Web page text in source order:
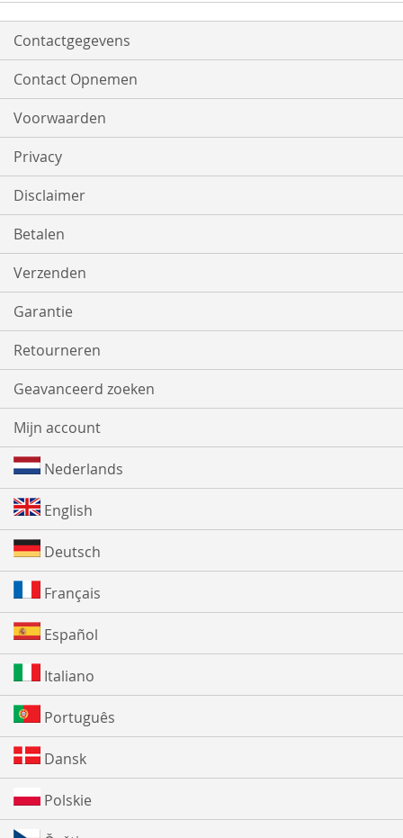
Contactgegevens
Contact Opnemen
Voorwaarden
Privacy
Disclaimer
Betalen
Verzenden
Garantie
Retourneren
Geavanceerd zoeken
Mijn account
Nederlands
English
Deutsch
Français
Español
Italiano
Português
Dansk
Polskie